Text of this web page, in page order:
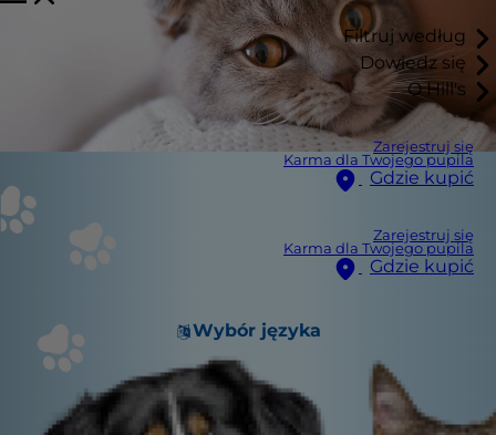
Filtruj według
Dowiedz się
O Hill's
Zarejestruj się
Karma dla Twojego pupila
Gdzie kupić
Zarejestruj się
Karma dla Twojego pupila
Gdzie kupić
Wybór języka